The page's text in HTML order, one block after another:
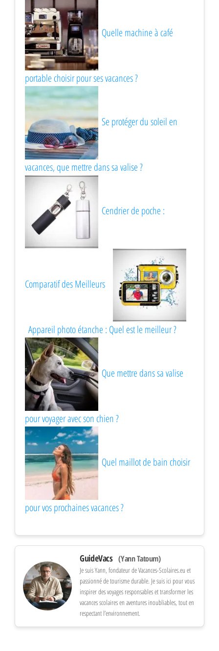
Quelle machine à café
portable choisir pour ses vacances ?
Se protéger du soleil en
vacances, que mettre dans sa valise ?
Cendrier de poche :
Comparatif des Meilleurs
Appareil photo étanche : Quel est le meilleur ?
Que mettre dans sa valise
pour voyager avec son chien ?
Quel maillot de bain choisir
pour vos prochaines vacances ?
GuideVacs (Yann Tatoum)
Je suis Yann, fondateur de Vacances-Scolaires.eu et
passionné de tourisme durable. Je suis ici pour vous
inspirer des voyages responsables et transformer les
vacances scolaires en aventures inoubliables, tout en
respectant l’environnement.